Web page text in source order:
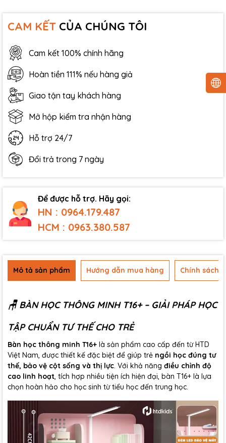
CAM KẾT CỦA CHÚNG TÔI
Cam kết 100% chính hãng
Hoàn tiền 111% nếu hàng giả
Giao tận tay khách hàng
Mở hộp kiểm tra nhận hàng
Hỗ trợ 24/7
Đổi trả trong 7 ngày
Để được hỗ trợ. Hãy gọi:
HN : 0964.179.487
HCM : 0963.380.587
Mô tả sản phẩm Hướng dẫn mua hàng Chính sách
🪑 BÀN HỌC THÔNG MINH T16+ – GIẢI PHÁP HỌC
TẬP CHUẨN TƯ THẾ CHO TRẺ
Bàn học thông minh T16+ là sản phẩm cao cấp đến từ HTD
Việt Nam, được thiết kế đặc biệt để giúp trẻ ngồi học đúng tư
thế, bảo vệ cột sống và thị lực. Với khả năng điều chỉnh độ
cao linh hoạt, tích hợp nhiều tiện ích hiện đại, bàn T16+ là lựa
chọn hoàn hảo cho học sinh từ tiểu học đến trung học.